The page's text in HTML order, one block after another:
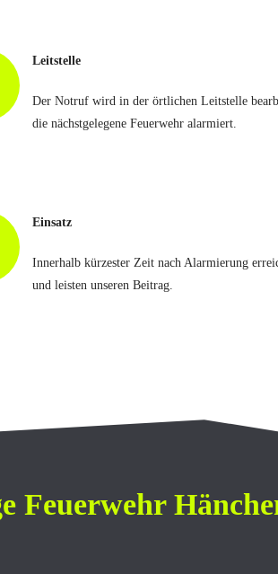
Leitstelle
Der Notruf wird in der örtlichen Leitstelle
die nächstgelegene Feuerwehr alarmiert.
Einsatz
Innerhalb kürzester Zeit nach Alarmierung
und leisten unseren Beitrag.
Feuerwehr